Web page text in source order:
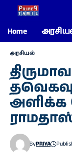
Home
அரசியல்
அளிக்க
ByPRIYA